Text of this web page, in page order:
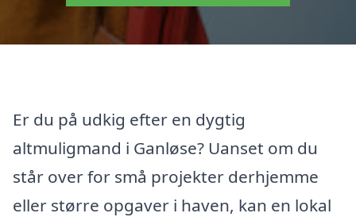
Er du på udkig efter en dygtig
altmuligmand i Ganløse? Uanset om du
står over for små projekter derhjemme
eller større opgaver i haven, kan en lokal